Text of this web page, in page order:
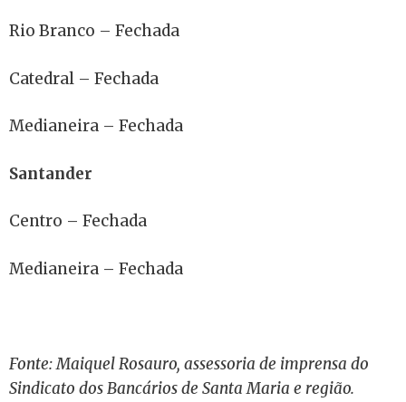
Rio Branco – Fechada
Catedral – Fechada
Medianeira – Fechada
Santander
Centro – Fechada
Medianeira – Fechada
Fonte: Maiquel Rosauro, assessoria de imprensa do
Sindicato dos Bancários de Santa Maria e região.